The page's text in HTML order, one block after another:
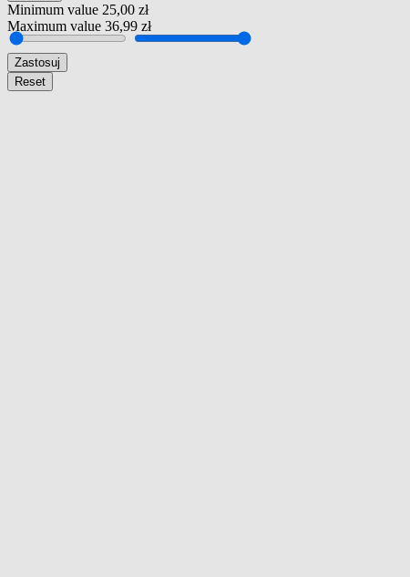
Minimum value 25,00 zł
Maximum value 36,99 zł
Zastosuj
Reset